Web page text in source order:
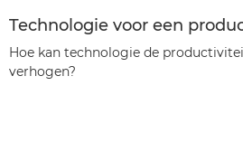
Technologie voor een
Hoe kan technologie de
verhogen?